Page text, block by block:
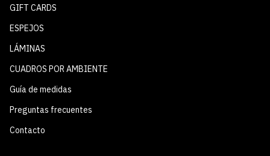
GIFT CARDS
ESPEJOS
LÁMINAS
CUADROS POR AMBIENTE
Guía de medidas
Preguntas frecuentes
Contacto